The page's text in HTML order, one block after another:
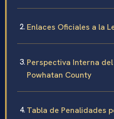
Enlaces Oficiales a la
Perspectiva Interna
Powhatan County
Tabla de Penalidades